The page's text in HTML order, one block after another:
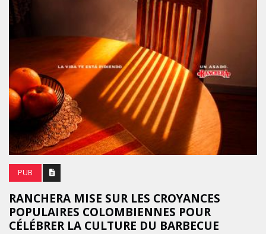
PUB
RANCHERA MISE SUR LES CROYANCES
POPULAIRES COLOMBIENNES POUR
CÉLÉBRER LA CULTURE DU BARBECUE